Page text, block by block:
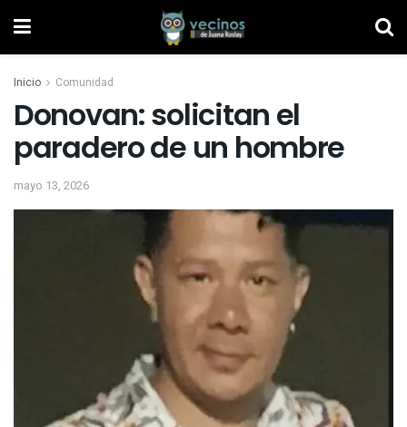
Inicio Comunidad
Donovan: solicitan el
paradero de un hombre
mayo 13, 2026